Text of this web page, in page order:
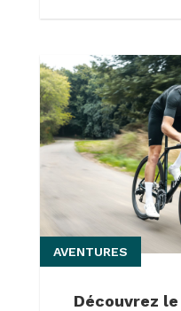
Découvrez
AVENTURES